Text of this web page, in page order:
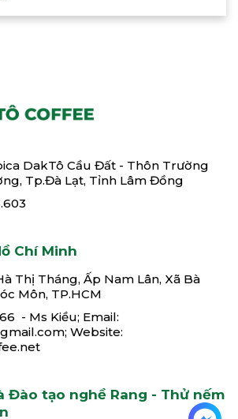
DakTô Cầu Đất - Thôn Trường
Tp.Đà Lạt, Tỉnh Lâm Đồng
Chí Minh
Thị Tháng, Ấp Nam Lân, Xã Bà
Môn, TP.HCM
- Ms Kiều; Email:
Website:
Đào tạo nghề Rang - Thử nếm